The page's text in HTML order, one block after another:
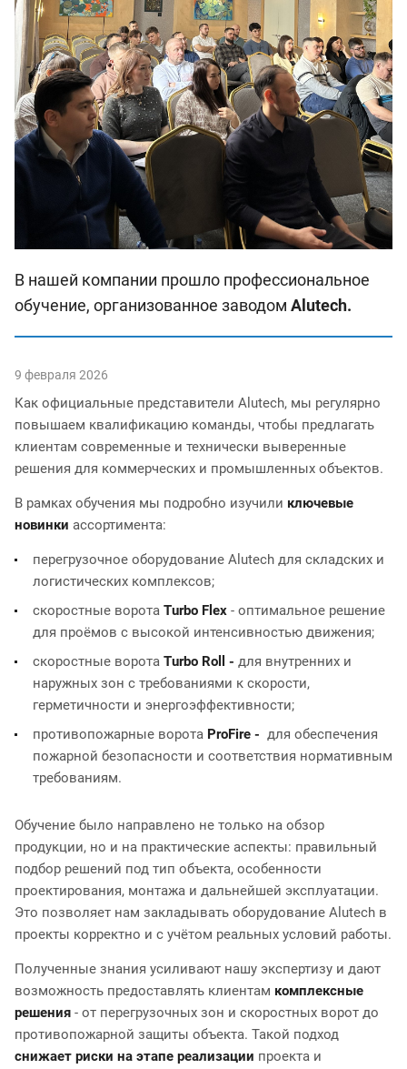
В нашей компании прошло профессиональное
обучение, организованное заводом Alutech.
9 февраля 2026
Как официальные представители Alutech, мы регулярно
повышаем квалификацию команды, чтобы предлагать
клиентам современные и технически выверенные
решения для коммерческих и промышленных объектов.
В рамках обучения мы подробно изучили ключевые
новинки ассортимента:
перегрузочное оборудование Alutech для складских и
логистических комплексов;
скоростные ворота Turbo Flex - оптимальное решение
для проёмов с высокой интенсивностью движения;
скоростные ворота Turbo Roll - для внутренних и
наружных зон с требованиями к скорости,
герметичности и энергоэффективности;
противопожарные ворота ProFire - для обеспечения
пожарной безопасности и соответствия нормативным
требованиям.
Обучение было направлено не только на обзор
продукции, но и на практические аспекты: правильный
подбор решений под тип объекта, особенности
проектирования, монтажа и дальнейшей эксплуатации.
Это позволяет нам закладывать оборудование Alutech в
проекты корректно и с учётом реальных условий работы.
Полученные знания усиливают нашу экспертизу и дают
возможность предоставлять клиентам комплексные
решения - от перегрузочных зон и скоростных ворот до
противопожарной защиты объекта. Такой подход
снижает риски на этапе реализации проекта и